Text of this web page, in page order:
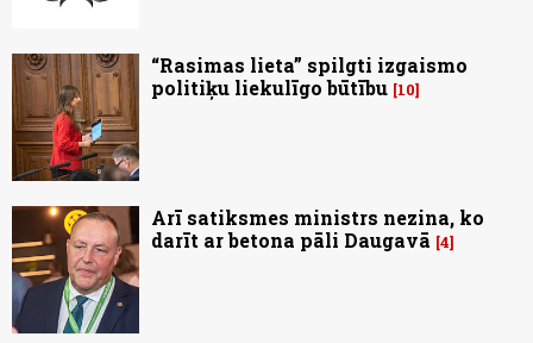
“Rasimas lieta” spilgti izgaismo
politiķu liekulīgo būtību 10
Arī satiksmes ministrs nezina, ko
darīt ar betona pāli Daugavā 4